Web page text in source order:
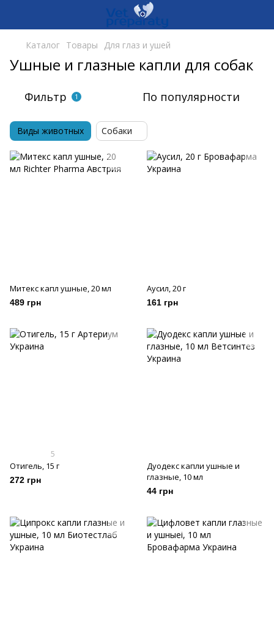
Каталог Товары Для глаз и ушей
Ушные и глазные капли для собак
Фильтр 1 По популярности
Виды животных Собаки
Митекс капл ушные, 20 мл
489 грн
Аусил, 20 г
161 грн
5
Отигель, 15 г
272 грн
Дуодекс капли ушные и
глазные, 10 мл
44 грн